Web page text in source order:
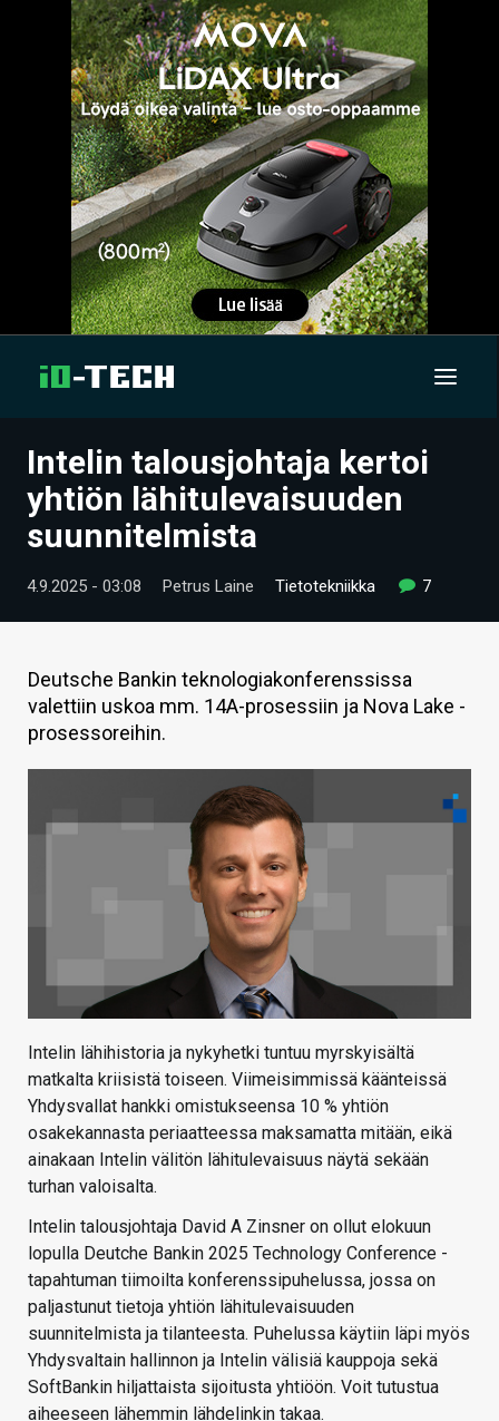
UUTISET
ARTIKKELIT
VIDEOT
TECHBBS
TIETOA
HINTA.FI
Intelin talousjohtaja kertoi
yhtiön lähitulevaisuuden
suunnitelmista
4.9.2025 - 03:08 Petrus Laine Tietotekniikka 7
Deutsche Bankin teknologiakonferenssissa
valettiin uskoa mm. 14A-prosessiin ja Nova Lake -
prosessoreihin.
Intelin lähihistoria ja nykyhetki tuntuu myrskyisältä
matkalta kriisistä toiseen. Viimeisimmissä käänteissä
Yhdysvallat hankki omistukseensa 10 % yhtiön
osakekannasta periaatteessa maksamatta mitään, eikä
ainakaan Intelin välitön lähitulevaisuus näytä sekään
turhan valoisalta.
Intelin talousjohtaja David A Zinsner on ollut elokuun
lopulla Deutche Bankin 2025 Technology Conference -
tapahtuman tiimoilta konferenssipuhelussa, jossa on
paljastunut tietoja yhtiön lähitulevaisuuden
suunnitelmista ja tilanteesta. Puhelussa käytiin läpi myös
Yhdysvaltain hallinnon ja Intelin välisiä kauppoja sekä
SoftBankin hiljattaista sijoitusta yhtiöön. Voit tutustua
aiheeseen lähemmin lähdelinkin takaa.